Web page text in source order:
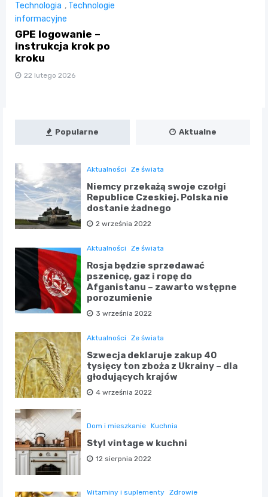
Technologia , Technologie
informacyjne
GPE logowanie –
instrukcja krok po
kroku
22 lutego 2026
Popularne Aktualne
Aktualności Ze świata
Niemcy przekażą swoje czołgi
Republice Czeskiej. Polska nie
dostanie żadnego
2 września 2022
Aktualności Ze świata
Rosja będzie sprzedawać
pszenicę, gaz i ropę do
Afganistanu – zawarto wstępne
porozumienie
3 września 2022
Aktualności Ze świata
Szwecja deklaruje zakup 40
tysięcy ton zboża z Ukrainy – dla
głodujących krajów
4 września 2022
Dom i mieszkanie Kuchnia
Styl vintage w kuchni
12 sierpnia 2022
Witaminy i suplementy Zdrowie